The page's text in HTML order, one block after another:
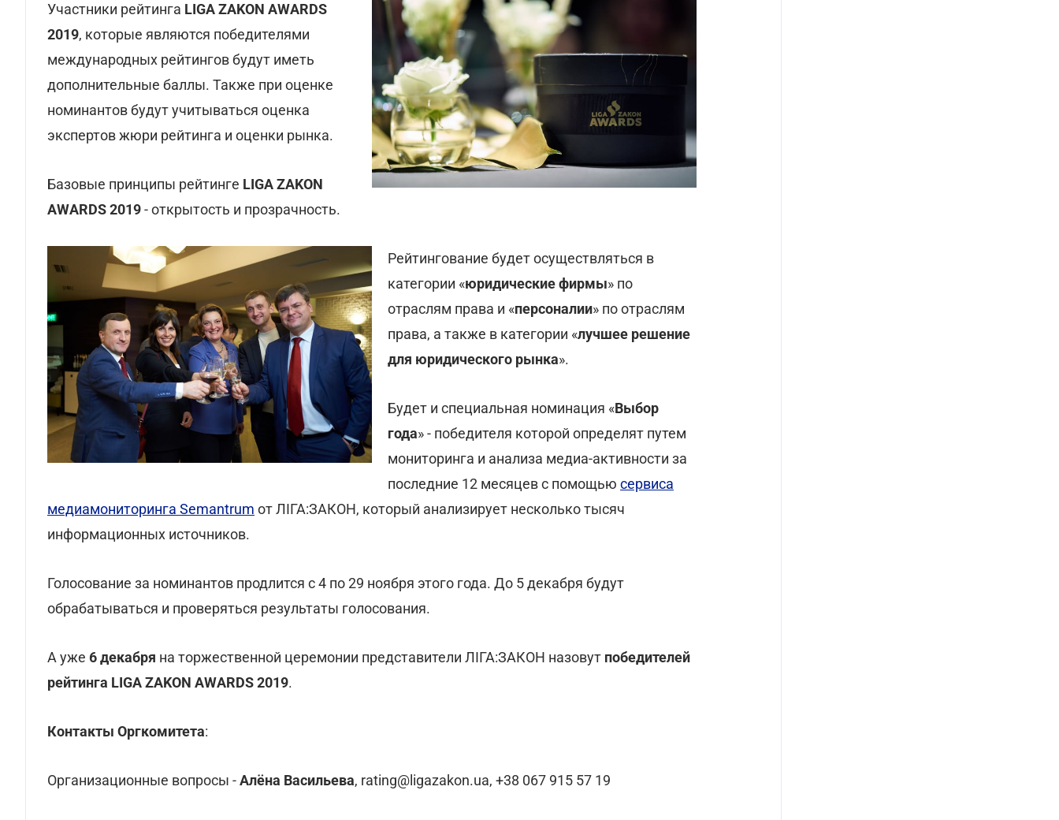
Участники рейтинга LIGA ZAKON AWARDS
2019, которые являются победителями
международных рейтингов будут иметь
дополнительные баллы. Также при оценке
номинантов будут учитываться оценка
экспертов жюри рейтинга и оценки рынка.
Базовые принципы рейтинге LIGA ZAKON
AWARDS 2019- открытость и прозрачность.
Рейтингование будет осуществляться в
категории «юридические фирмы» по
отраслям права и «персоналии» по отраслям
права, а также в категории «лучшее решение
для юридического рынка».
Будет и специальная номинация «Выбор
года» - победителя которой определят путем
мониторинга и анализа медиа-активности за
последние 12 месяцев с помощью сервиса
медиамониторинга Semantrum от ЛІГА:ЗАКОН, который анализирует несколько тысяч
информационных источников.
Голосование за номинантов продлится с 4 по 29 ноября этого года. До 5 декабря будут
обрабатываться и проверяться результаты голосования.
А уже 6 декабря на торжественной церемонии представители ЛІГА:ЗАКОН назовут победителей
рейтинга LIGA ZAKON AWARDS 2019.
Контакты Оргкомитета:
Организационные вопросы -Алёна Васильева, rating@ligazakon.ua, +38 067 915 57 19